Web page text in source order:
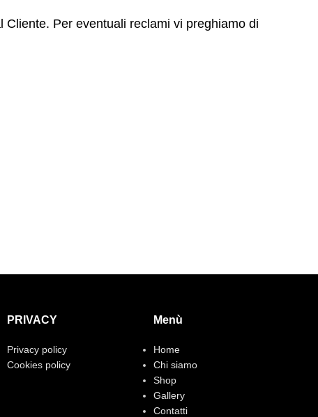
Per eventuali reclami vi preghiamo di
PRIVACY
Privacy policy
Cookies policy
Menù
Home
Chi siamo
Shop
Gallery
Contatti